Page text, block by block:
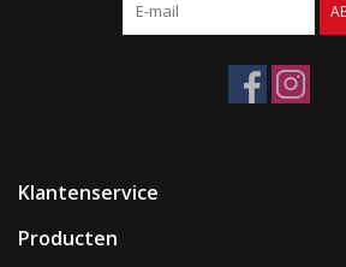
Klantenservice
Producten